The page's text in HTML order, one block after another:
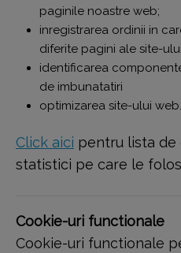
paginile noastre web;
inregistrarea ordinii in
diferite pagini ale site-
identificarea
de imbunatatiri
optimizarea site-ului web.
Click aici pentru lista
statistici pe care le
Cookie-uri functionale
Cookie-uri functionale